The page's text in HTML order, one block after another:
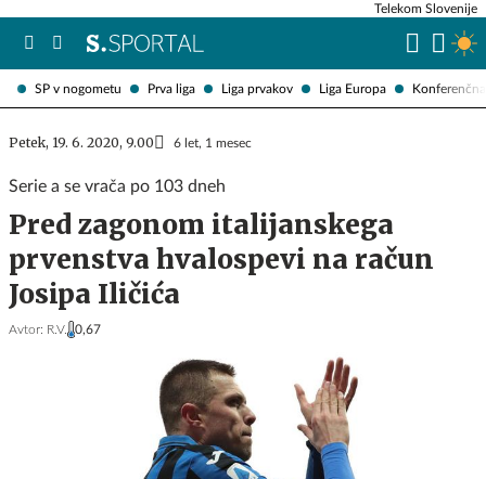
SP v nogometu Prva liga Liga prvakov Liga Europa
Telekom Slovenije
Petek, 19. 6. 2020, 9.00 6 let, 1 mesec
Serie a se vrača po 103 dneh
Pred zagonom italijanskega
prvenstva hvalospevi na račun
Josipa Iličića
Avtor: R.V. 0,67